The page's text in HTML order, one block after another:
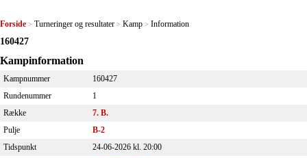
Forside > Turneringer og resultater > Kamp > Information
160427
Kampinformation
Kampnummer
160427
Rundenummer
1
Række
7. B.
Pulje
B-2
Tidspunkt
24-06-2026 kl. 20:00